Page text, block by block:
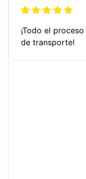
¡Todo el
de transporte!